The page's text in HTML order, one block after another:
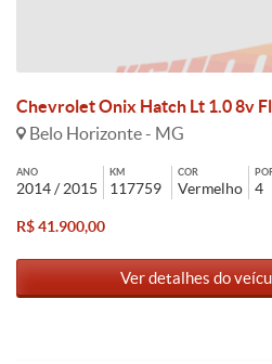
Chevrolet Onix Hatch Lt 1.0 8v
Belo Horizonte - MG
ANO
2014 / 2015
KM
117759
COR
Vermelho 4
R$ 41.900,00
Ver detalhes do